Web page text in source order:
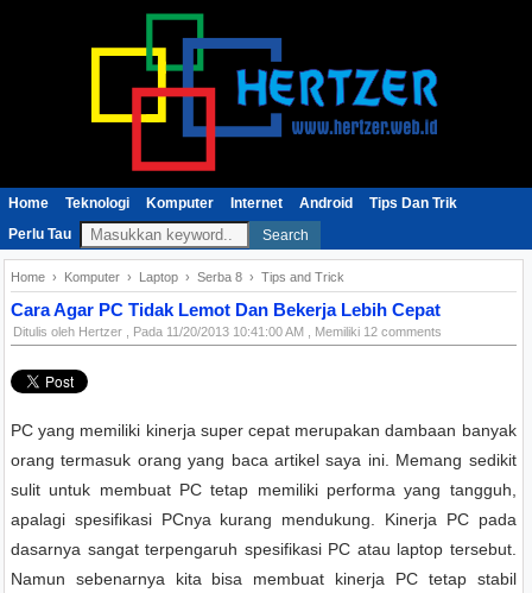
Home Teknologi Komputer Internet Android
Tips Dan Trik
Perlu Tau
Search
Home › Komputer › Laptop › Serba 8 › Tips and Trick
Cara Agar PC Tidak Lemot Dan Bekerja Lebih Cepat
Ditulis oleh Hertzer , Pada 11/20/2013 10:41:00 AM , Memiliki 12 comments
PC yang memiliki kinerja super cepat merupakan dambaan banyak
orang termasuk orang yang baca artikel saya ini. Memang sedikit
sulit untuk membuat PC tetap memiliki performa yang tangguh,
apalagi spesifikasi PCnya kurang mendukung. Kinerja PC pada
dasarnya sangat terpengaruh spesifikasi PC atau laptop tersebut.
Namun sebenarnya kita bisa membuat kinerja PC tetap stabil